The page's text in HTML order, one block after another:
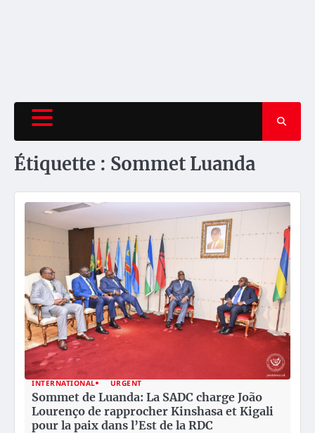
Étiquette : Sommet Luanda
INTERNATIONAL URGENT
Sommet de Luanda: La SADC charge João
Lourenço de rapprocher Kinshasa et Kigali
pour la paix dans l’Est de la RDC